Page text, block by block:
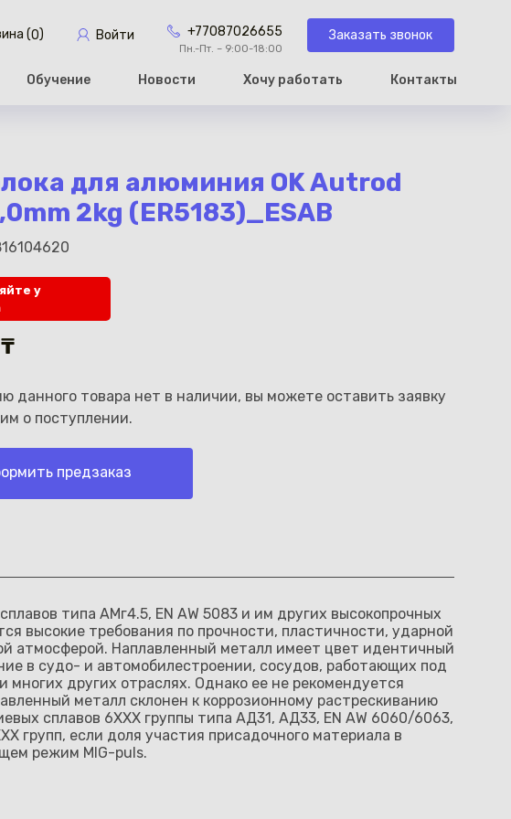
(0) Войти +77087026655
Пн.-Пт. – 9:00-18:00
Заказать звонок
Обучение Новости Хочу работать Контакты
для алюминия OK Autrod
2kg (ER5183)_ESAB
у
данного товара нет в наличии, вы можете оставить заявку
о поступлении.
предзаказ
типа АМг4.5, EN AW 5083 и им других высокопрочных
высокие требования по прочности, пластичности, ударной
атмосферой. Наплавленный металл имеет цвет идентичный
в судо- и автомобилестроении, сосудов, работающих под
других отраслях. Однако ее не рекомендуется
металл склонен к коррозионному растрескиванию
сплавов 6ХХХ группы типа АД31, АД33, EN AW 6060/6063,
групп, если доля участия присадочного материала в
режим MIG-puls.